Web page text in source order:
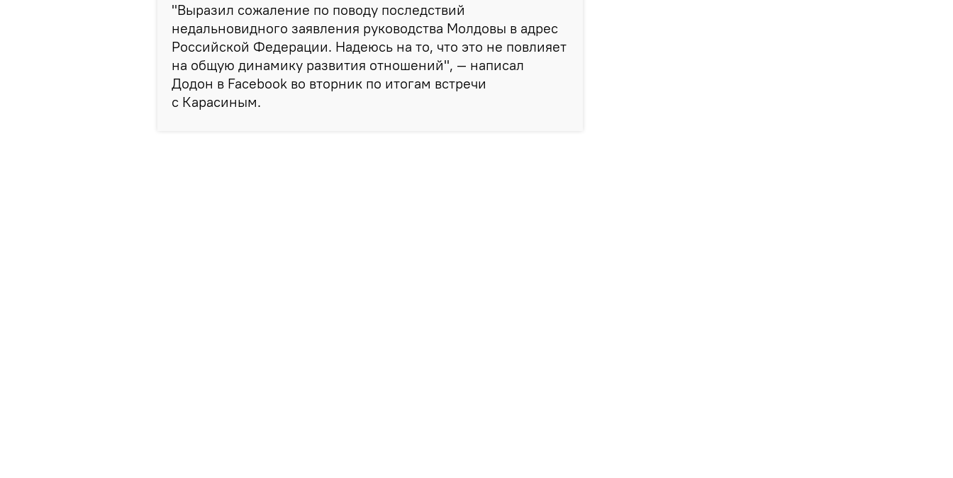
"Выразил сожаление по поводу последствий
недальновидного заявления руководства Молдовы в адрес
Российской Федерации. Надеюсь на то, что это не повлияет
на общую динамику развития отношений", — написал
Додон в Facebook во вторник по итогам встречи
с Карасиным.